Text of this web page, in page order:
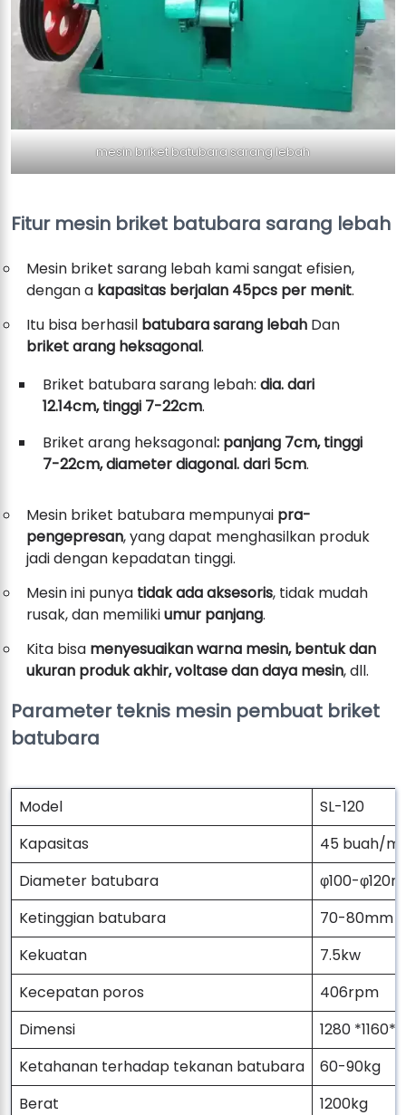
mesin briket batubara sarang lebah
Fitur mesin briket batubara sarang lebah
Mesin briket sarang lebah kami sangat efisien,
dengan a kapasitas berjalan 45pcs per menit.
Itu bisa berhasil batubara sarang lebah Dan
briket arang heksagonal.
Briket batubara sarang lebah: dia. dari
12.14cm, tinggi 7-22cm.
Briket arang heksagonal: panjang 7cm, tinggi
7-22cm, diameter diagonal. dari 5cm.
Mesin briket batubara mempunyai pra-
pengepresan, yang dapat menghasilkan produk
jadi dengan kepadatan tinggi.
Mesin ini punya tidak ada aksesoris, tidak mudah
rusak, dan memilikiumur panjang.
Kita bisa menyesuaikan warna mesin, bentuk dan
ukuran produk akhir, voltase dan daya mesin, dll.
Parameter teknis mesin pembuat briket
batubara
Model
SL-120
Kapasitas
45 buah/
Diameter batubara
φ100-
Ketinggian batubara
70-80mm
Kekuatan
7.5kw
Kecepatan poros
406rpm
Dimensi
1280
Ketahanan terhadap tekanan batubara
60-90kg
Berat
1200kg